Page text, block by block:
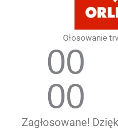
Głosowanie
00
00
Zagłosowane!